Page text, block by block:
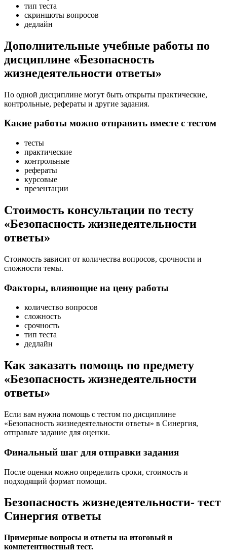
тип теста
скриншоты вопросов
дедлайн
Дополнительные учебные работы по
дисциплине «Безопасность
жизнедеятельности ответы»
По одной дисциплине могут быть открыты практические,
контрольные, рефераты и другие задания.
Какие работы можно отправить вместе с тестом
тесты
практические
контрольные
рефераты
курсовые
презентации
Стоимость консультации по тесту
«Безопасность жизнедеятельности
ответы»
Стоимость зависит от количества вопросов, срочности и
сложности темы.
Факторы, влияющие на цену работы
количество вопросов
сложность
срочность
тип теста
дедлайн
Как заказать помощь по предмету
«Безопасность жизнедеятельности
ответы»
Если вам нужна помощь с тестом по дисциплине
«Безопасность жизнедеятельности ответы» в Синергия,
отправьте задание для оценки.
Финальный шаг для отправки задания
После оценки можно определить сроки, стоимость и
подходящий формат помощи.
Безопасность жизнедеятельности- тест
Синергия ответы
Примерные вопросы и ответы на итоговый и
компетентностный тест.